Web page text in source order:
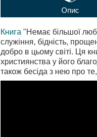
Опис
Книга "Немає більшої
служіння, бідність,
добро в цьому світі. Ця
християнства у його
також бесіда з нею про